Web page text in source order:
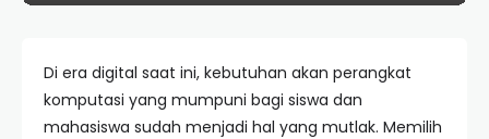
Di era digital saat ini, kebutuhan akan perangkat
komputasi yang mumpuni bagi siswa dan
mahasiswa sudah menjadi hal yang mutlak. Memilih